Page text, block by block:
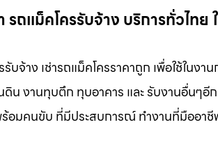
รถแม็คโครรับจ้าง บริการทั่วไท
บจ้าง เช่ารถแม็คโครราคาถูก เพื่อใช้ในง
งานทุบตึก ทุบอาคาร และ รับงานอื่นๆอีก
อมคนขับ ที่มีประสบการณ์ ทำงานที่มืออาชี